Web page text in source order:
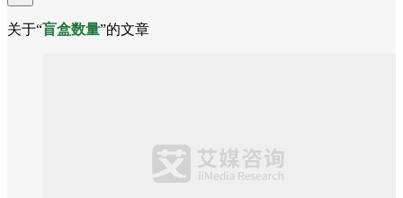
关于“盲盒数量”的文章